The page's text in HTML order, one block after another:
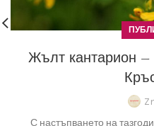
Жълт кантарион
С настъпването на